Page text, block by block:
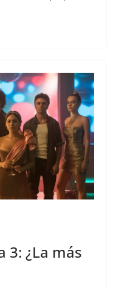
3: ¿La más